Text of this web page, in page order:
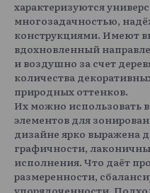
характеризуются
многозадачностью,
конструкциями. Имеют
вдохновленный
и воздушно за счет
количества
природных оттенков.
Их можно использовать
элементов для
дизайне ярко выражена
графичности,
исполнения. Что даёт
размеренности,
упорядоченности.